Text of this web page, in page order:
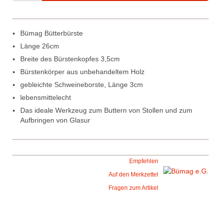
Bümag Bütterbürste
Länge 26cm
Breite des Bürstenkopfes 3,5cm
Bürstenkörper aus unbehandeltem Holz
gebleichte Schweineborste, Länge 3cm
lebensmittelecht
Das ideale Werkzeug zum Buttern von Stollen und zum
Aufbringen von Glasur
Empfehlen
Auf den Merkzettel
Fragen zum Artikel